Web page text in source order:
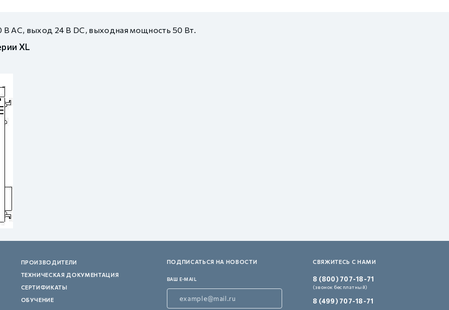
AC, выход 24 В DC, выходная мощность 50 Вт.
XL
ПРОИЗВОДИТЕЛИ
ТЕХНИЧЕСКАЯ ДОКУМЕНТАЦИЯ
СЕРТИФИКАТЫ
ОБУЧЕНИЕ
ПОДПИСАТЬСЯ НА НОВОСТИ
ВАШ E-MAIL
СВЯЖИТЕСЬ С НАМИ
8 (800) 707-18-71
(звонок бесплатный)
8 (499) 707-18-71